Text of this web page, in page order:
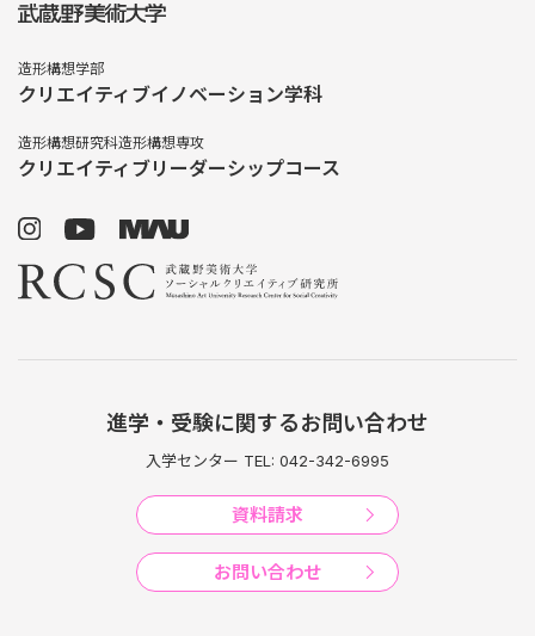
造形構想学部
クリエイティブイノベーション学科
造形構想研究科造形構想専攻
クリエイティブリーダーシップコース
進学・受験に関するお問い合わせ
入学センター TEL: 042-342-6995
資料請求
お問い合わせ